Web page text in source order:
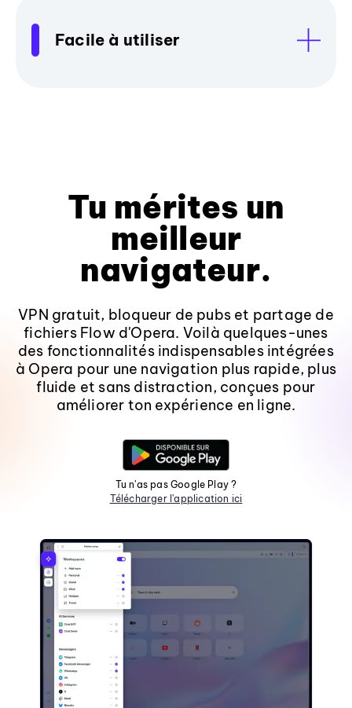
Facile à utiliser
Tu mérites un
meilleur
navigateur.
VPN gratuit, bloqueur de pubs et partage de
fichiers Flow d'Opera. Voilà quelques-unes
des fonctionnalités indispensables intégrées
à Opera pour une navigation plus rapide, plus
fluide et sans distraction, conçues pour
améliorer ton expérience en ligne.
Tu n'as pas Google Play ?
Télécharger l'application ici